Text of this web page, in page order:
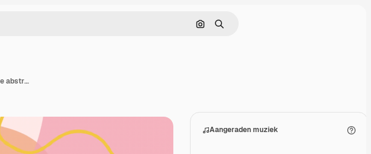
Zoeken op afbeelding
Zoeken
Aangeraden muziek
Animatie van 'Cyber Monday' tekst in een wit kader over pastelkleurige abstracte vormen op een roze achtergrond.